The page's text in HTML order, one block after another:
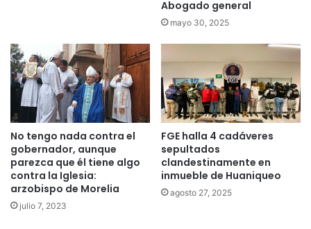
Abogado general
mayo 30, 2025
No tengo nada contra el
gobernador, aunque
parezca que él tiene algo
contra la Iglesia:
arzobispo de Morelia
julio 7, 2023
FGE halla 4 cadáveres
sepultados
clandestinamente en
inmueble de Huaniqueo
agosto 27, 2025